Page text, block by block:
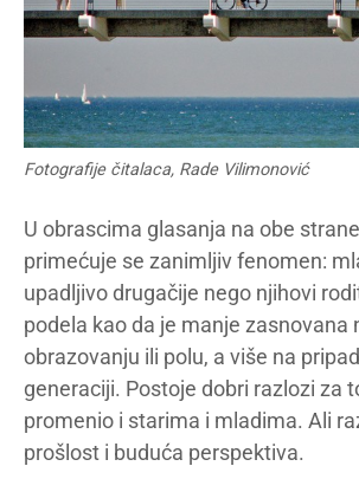
Fotografije čitalaca, Rade Vilimonović
U obrascima glasanja na obe
primećuje se zanimljiv fenomen:
upadljivo drugačije nego njihovi
podela kao da je manje zasnovana
obrazovanju ili polu, a više na
generaciji. Postoje dobri razlozi za
promenio i starima i mladima. Ali
prošlost i buduća perspektiva.